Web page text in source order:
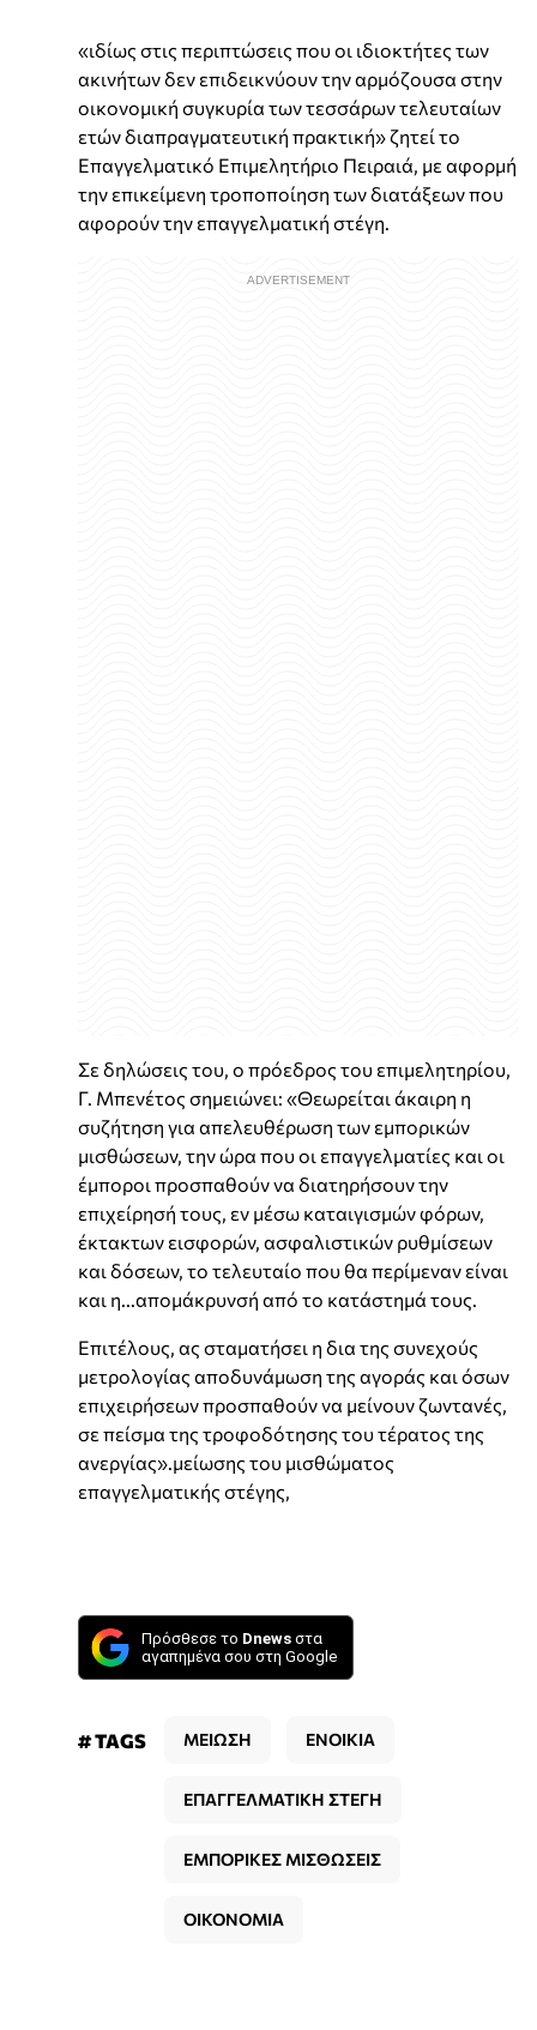
«ιδίως στις περιπτώσεις που οι ιδιοκτήτες των
ακινήτων δεν επιδεικνύουν την αρμόζουσα στην
οικονομική συγκυρία των τεσσάρων τελευταίων
ετών διαπραγματευτική πρακτική» ζητεί το
Επαγγελματικό Επιμελητήριο Πειραιά, με αφορμή
την επικείμενη τροποποίηση των διατάξεων που
αφορούν την επαγγελματική στέγη.
Σε δηλώσεις του, ο πρόεδρος του επιμελητηρίου,
Γ. Μπενέτος σημειώνει: «Θεωρείται άκαιρη η
συζήτηση για απελευθέρωση των εμπορικών
μισθώσεων, την ώρα που οι επαγγελματίες και οι
έμποροι προσπαθούν να διατηρήσουν την
επιχείρησή τους, εν μέσω καταιγισμών φόρων,
έκτακτων εισφορών, ασφαλιστικών ρυθμίσεων
και δόσεων, το τελευταίο που θα περίμεναν είναι
και η...απομάκρυνσή από το κατάστημά τους.
Επιτέλους, ας σταματήσει η δια της συνεχούς
μετρολογίας αποδυνάμωση της αγοράς και όσων
επιχειρήσεων προσπαθούν να μείνουν ζωντανές,
σε πείσμα της τροφοδότησης του τέρατος της
ανεργίας».μείωσης του μισθώματος
επαγγελματικής στέγης,
Πρόσθεσε το Dnews στα
αγαπημένα σου στη Google
# TAGS ΜΕΙΩΣΗ ΕΝΟΙΚΙΑ
ΕΠΑΓΓΕΛΜΑΤΙΚΗ ΣΤΕΓΗ
ΕΜΠΟΡΙΚΕΣ ΜΙΣΘΩΣΕΙΣ
ΟΙΚΟΝΟΜΙΑ